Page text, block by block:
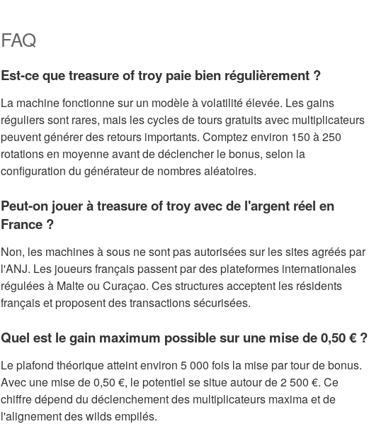
FAQ
Est-ce que treasure of troy paie bien régulièrement ?
La machine fonctionne sur un modèle à volatilité élevée. Les gains
réguliers sont rares, mais les cycles de tours gratuits avec multiplicateurs
peuvent générer des retours importants. Comptez environ 150 à 250
rotations en moyenne avant de déclencher le bonus, selon la
configuration du générateur de nombres aléatoires.
Peut-on jouer à treasure of troy avec de l'argent réel en
France ?
Non, les machines à sous ne sont pas autorisées sur les sites agréés par
l'ANJ. Les joueurs français passent par des plateformes internationales
régulées à Malte ou Curaçao. Ces structures acceptent les résidents
français et proposent des transactions sécurisées.
Quel est le gain maximum possible sur une mise de 0,50 € ?
Le plafond théorique atteint environ 5 000 fois la mise par tour de bonus.
Avec une mise de 0,50 €, le potentiel se situe autour de 2 500 €. Ce
chiffre dépend du déclenchement des multiplicateurs maxima et de
l'alignement des wilds empilés.